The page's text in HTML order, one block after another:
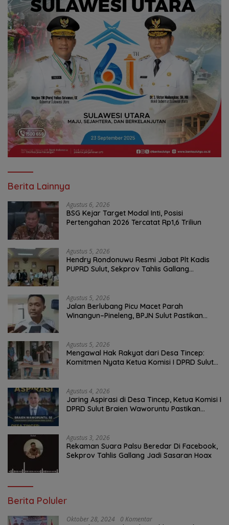
Berita Lainnya
Agustus 6, 2026
BSG Kejar Target Modal Inti, Posisi
Pertengahan 2026 Tercatat Rp1,6 Triliun
Agustus 5, 2026
Hendry Rondonuwu Resmi Jabat Plt Kadis
PUPRD Sulut, Sekprov Tahlis Gallang
Agustus 5, 2026
Jalan Berlubang Picu Macet Parah
Winangun–Pineleng, BPJN Sulut Pastikan
Agustus 5, 2026
Mengawal Hak Rakyat dari Desa Tincep:
Komitmen Nyata Ketua Komisi I DPRD Sulut
Agustus 4, 2026
Jaring Aspirasi di Desa Tincep, Ketua Komisi I
DPRD Sulut Braien Waworuntu Pastikan
Agustus 3, 2026
Rekaman Suara Palsu Beredar Di Facebook,
Sekprov Tahlis Gallang Jadi Sasaran Hoax
Berita Poluler
Oktober 28, 2024 0 Komentar